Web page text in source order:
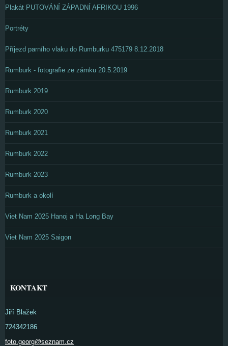
Plakát PUTOVÁNÍ ZÁPADNÍ AFRIKOU 1996
Portréty
Příjezd parního vlaku do Rumburku 475179 8.12.2018
Rumburk - fotografie ze zámku 20.5.2019
Rumburk 2019
Rumburk 2020
Rumburk 2021
Rumburk 2022
Rumburk 2023
Rumburk a okolí
Viet Nam 2025 Hanoj a Ha Long Bay
Viet Nam 2025 Saigon
KONTAKT
Jiří Blažek
724342186
foto.georg@seznam.cz